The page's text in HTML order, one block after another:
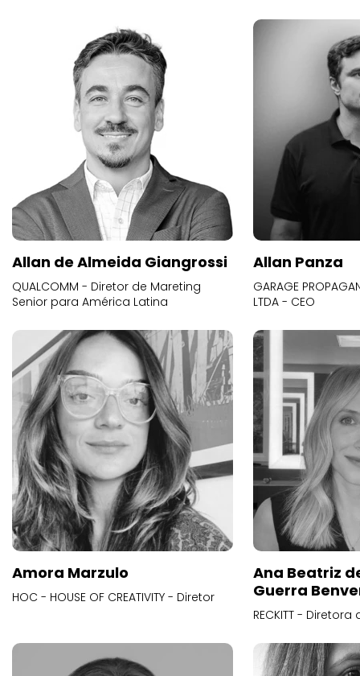
Allan de Almeida Giangrossi
QUALCOMM - Diretor de Mareting
Senior para América Latina
Allan Panza
GARAGE
LTDA - CEO
Amora Marzulo
HOC - HOUSE OF CREATIVITY - Diretor
Ana Beatriz
Guerra
RECKITT -